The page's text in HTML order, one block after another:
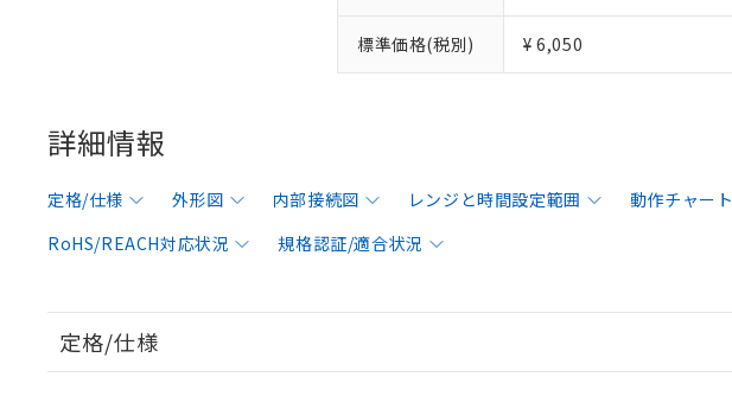
標準価格(税別) ¥ 6,050
詳細情報
定格/仕様 外形図 内部接続図 レンジと時間設定範囲 動作チャート
RoHS/REACH対応状況
規格認証/適合状況
定格/仕様